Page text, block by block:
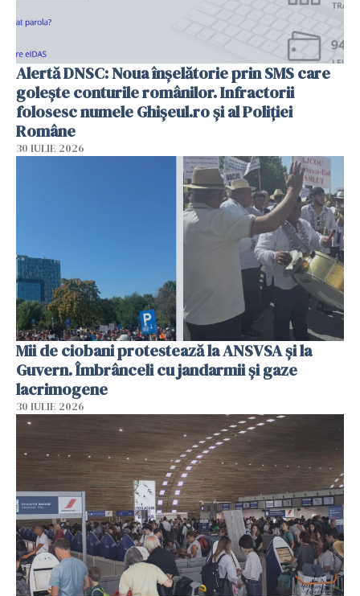
Alertă DNSC: Noua înșelătorie prin SMS care
golește conturile românilor. Infractorii
folosesc numele Ghișeul.ro și al Poliției
Române
30 IULIE 2026
Mii de ciobani protestează la ANSVSA și la
Guvern. Îmbrânceli cu jandarmii și gaze
lacrimogene
30 IULIE 2026